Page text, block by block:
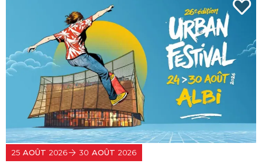
25 AOÛT 2026 30 AOÛT 2026